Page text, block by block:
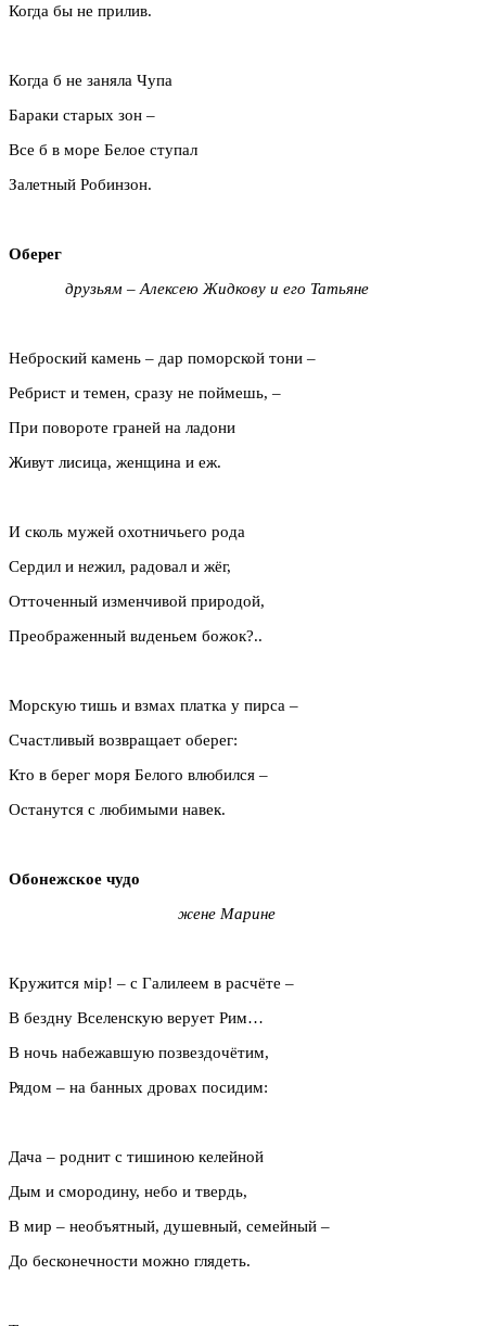
Когда бы не прилив.
Когда б не заняла Чупа
Бараки старых зон –
Все б в море Белое ступал
Залетный Робинзон.
Оберег
друзьям – Алексею Жидкову и его Татьяне
Неброский камень – дар поморской тони –
Ребрист и темен, сразу не поймешь, –
При повороте граней на ладони
Живут лисица, женщина и еж.
И сколь мужей охотничьего рода
Сердил и нежил, радовал и жёг,
Отточенный изменчивой природой,
Преображенный виденьем божок?..
Морскую тишь и взмах платка у пирса –
Счастливый возвращает оберег:
Кто в берег моря Белого влюбился –
Останутся с любимыми навек.
Обонежское чудо
жене Марине
Кружится мiр! – с Галилеем в расчёте –
В бездну Вселенскую верует Рим…
В ночь набежавшую позвездочётим,
Рядом – на банных дровах посидим:
Дача – роднит с тишиною келейной
Дым и смородину, небо и твердь,
В мир – необъятный, душевный, семейный –
До бесконечности можно глядеть.